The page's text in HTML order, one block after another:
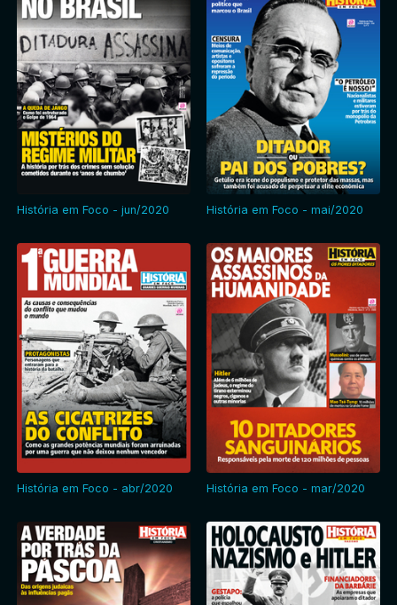
História em Foco - jun/2020 História em Foco - mai/2020
História em Foco - abr/2020 História em Foco - mar/2020